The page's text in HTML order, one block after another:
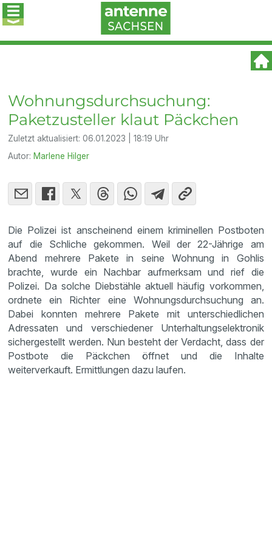
Wohnungsdurchsuchung:
Paketzusteller klaut Päckchen
Zuletzt aktualisiert:06.01.2023 | 18:19 Uhr
Autor: Marlene Hilger
Die Polizei ist anscheinend einem kriminellen Postboten
auf die Schliche gekommen. Weil der 22-Jährige am
Abend mehrere Pakete in seine Wohnung in Gohlis
brachte, wurde ein Nachbar aufmerksam und rief die
Polizei. Da solche Diebstähle aktuell häufig vorkommen,
ordnete ein Richter eine Wohnungsdurchsuchung an.
Dabei konnten mehrere Pakete mit unterschiedlichen
Adressaten und verschiedener Unterhaltungselektronik
sichergestellt werden. Nun besteht der Verdacht, dass der
Postbote die Päckchen öffnet und die Inhalte
weiterverkauft. Ermittlungen dazu laufen.